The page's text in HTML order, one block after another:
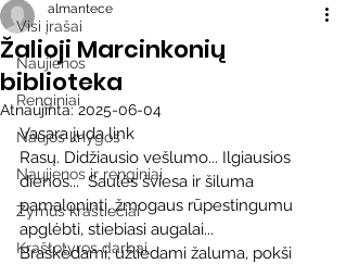
Visi įrašai
Naujienos
Renginiai
Naujos knygos
Naujienos ir renginiai
Žymūs kraštiečiai
Kraštotyros darbai
Žalioji Marcinkonių
biblioteka
almantece
Atnaujinta:2025-06-04
Vasara juda link
Rasų. Didžiausio vešlumo... Ilgiausios
dienos...  Saulės šviesa ir šiluma
pamaloninti, žmogaus rūpestingumu
apglėbti, stiebiasi augalai...
Braškėdami, užliedami žaluma, pokši